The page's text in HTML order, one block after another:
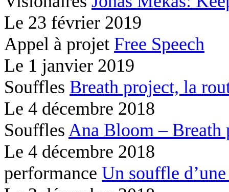
Le 23 février 2019
Appel à projet Free Speech
Le 1 janvier 2019
Souffles Breath project, la
Le 4 décembre 2018
Souffles Ana Bloom –
Le 4 décembre 2018
performance Un souffle